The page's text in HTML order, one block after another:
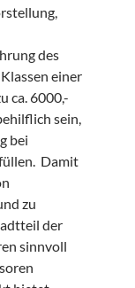
des
einer
ca. 6000,-
sein,
bei
Damit
zu
der
sinnvoll